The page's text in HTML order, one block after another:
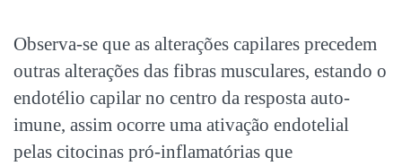
Observa-se que as alterações capilares precedem
outras alterações das fibras musculares, estando o
endotélio capilar no centro da resposta auto-
imune, assim ocorre uma ativação endotelial
pelas citocinas pró-inflamatórias que